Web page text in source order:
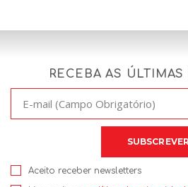
RECEBA AS
Aceito receber newsletters